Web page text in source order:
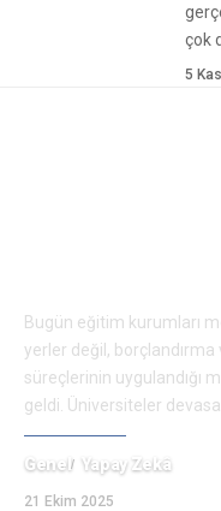
çok
5
Bugün eğitim kurumları
yerler değil,
süreçlerinin uygulandığı
geldi. Üniversiteler
Genel Yapay Zekâ
21 Ekim 2025